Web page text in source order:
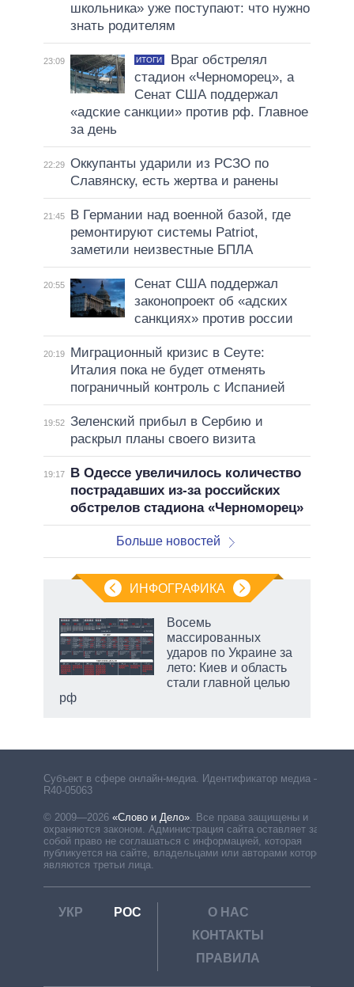
школьника» уже поступают: что нужно
знать родителям
23:09 ИТОГИ
Враг обстрелял
стадион «Черноморец», а
Сенат США поддержал
«адские санкции» против рф. Главное
за день
22:29 Оккупанты ударили из РСЗО по
Славянску, есть жертва и ранены
21:45
В Германии над военной базой, где
ремонтируют системы Patriot,
заметили неизвестные БПЛА
20:55
Сенат США поддержал
законопроект об «адских
санкциях» против россии
20:19
Миграционный кризис в Сеуте:
Италия пока не будет отменять
пограничный контроль с Испанией
19:52 Зеленский прибыл в Сербию и
раскрыл планы своего визита
19:17
В Одессе увеличилось количество
пострадавших из-за российских
обстрелов стадиона «Черноморец»
Больше новостей
ИНФОГРАФИКА
Восемь
массированных
ударов по Украине за
лето: Киев и область
стали главной целью
рф
Субъект в сфере онлайн-медиа. Идентификатор медиа –
R40-05063
© 2009—2026 «Слово и Дело». Все права защищены и
охраняются законом. Администрация сайта оставляет за
собой право не соглашаться с информацией, которая
публикуется на сайте, владельцами или авторами которой
являются третьи лица.
УКР РОС
О НАС
КОНТАКТЫ
ПРАВИЛА